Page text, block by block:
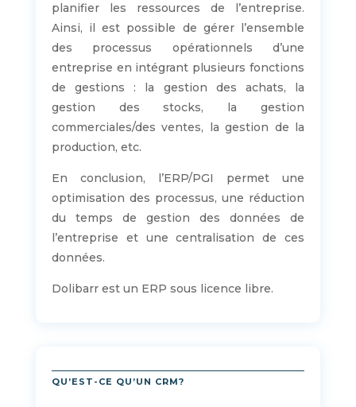
planifier les ressources de l’entreprise.
Ainsi, il est possible de gérer l’ensemble
des processus opérationnels d’une
entreprise en intégrant plusieurs fonctions
de gestions : la gestion des achats, la
gestion des stocks, la gestion
commerciales/des ventes, la gestion de la
production, etc.
En conclusion, l’ERP/PGI permet une
optimisation des processus, une réduction
du temps de gestion des données de
l’entreprise et une centralisation de ces
données.
Dolibarr est un ERP sous licence libre.
QU’EST-CE QU’UN CRM?